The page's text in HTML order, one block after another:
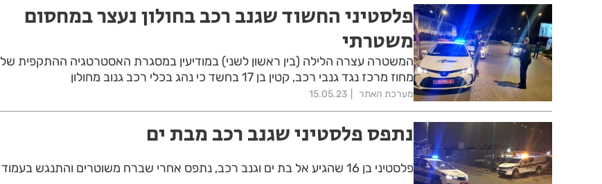
פלסטיני החשוד שגנב רכב בחולון נעצר במחסום
משטרתי
המשטרה עצרה הלילה (בין ראשון לשני) במודיעין במסגרת האסטרטגיה ההתקפית של
מחוז מרכז נגד גנבי רכב, קטין בן 17 בחשד כי נהג בכלי רכב גנוב מחולון
מערכת האתר 15.05.23
נתפס פלסטיני שגנב רכב מבת ים
פלסטיני בן 16 שהגיע אל בת ים וגנב רכב, נתפס אחרי שברח משוטרים והתנגש בעמוד